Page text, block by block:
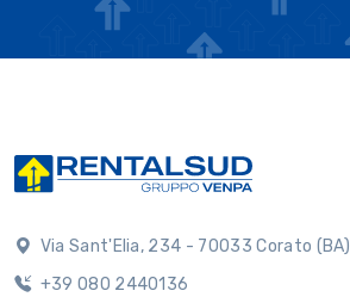
Via Sant'Elia, 234 - 70033 Corato (BA)
+39 080 2440136